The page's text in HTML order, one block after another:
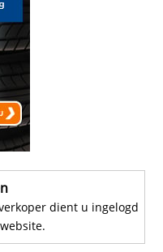
dient u ingelogd